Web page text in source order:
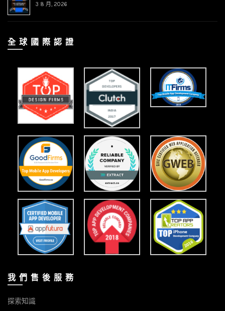
3 8 月, 2026
全 球 國 際 認 證
我 們 售 後 服 務
探索知識